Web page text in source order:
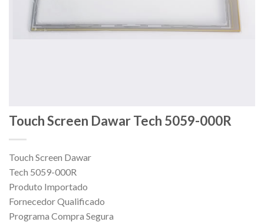
Touch Screen Dawar Tech 5059-000R
Touch Screen Dawar
Tech 5059-000R
Produto Importado
Fornecedor Qualificado
Programa Compra Segura